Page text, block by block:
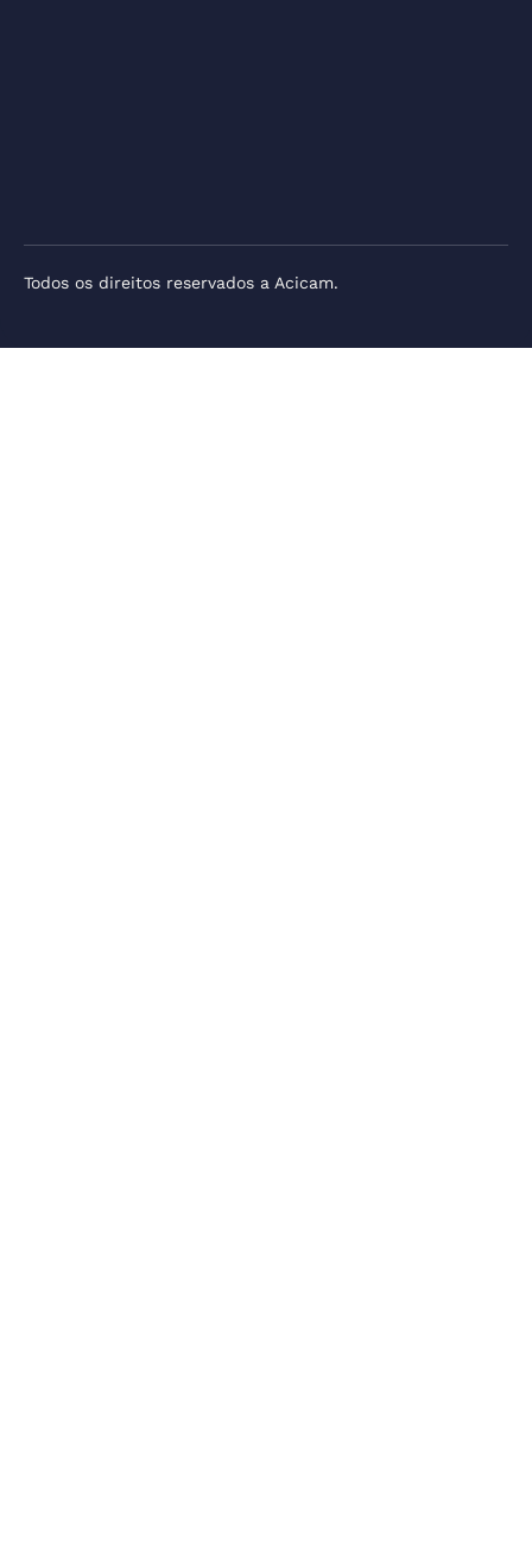
Todos os direitos reservados a Acicam.